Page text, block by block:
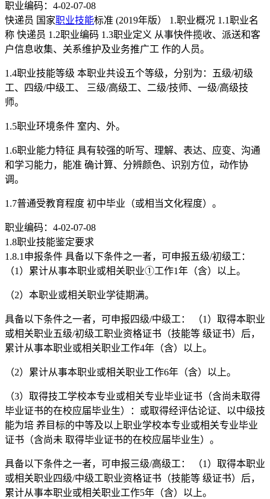
职业编码：4-02-07-08
快递员 国家职业技能标准 (2019年版） 1.职业概况 1.1职业名
称 快递员 1.2职业编码 1.3职业定义 从事快件揽收、派送和客
户信息收集、关系维护及业务推广工 作的人员。
1.4职业技能等级 本职业共设五个等级，分别为：五级/初级
工、四级/中级工、 三级/高级工、二级/技师、一级/高级技
师。
1.5职业环境条件 室内、外。
1.6职业能力特征 具有较强的听写、理解、表达、应变、沟通
和学习能力，能准 确计算、分辨颜色、识别方位，动作协
调。
1.7普通受教育程度 初中毕业（或相当文化程度）。
职业编码：4-02-07-08
1.8职业技能鉴定要求
1.8.1申报条件 具备以下条件之一者，可申报五级/初级工：
（1）累计从事本职业或相关职业①工作1年（含）以上。
（2）本职业或相关职业学徒期满。
具备以下条件之一者，可申报四级/中级工： （1）取得本职业
或相关职业五级/初级工职业资格证书（技能等 级证书）后，
累计从事本职业或相关职业工作4年（含）以上。
（2）累计从事本职业或相关职业工作6年（含）以上。
（3）取得技工学校本专业或相关专业毕业证书（含尚未取得
毕业证书的在校应届毕业生）：或取得经评估论证、以中级技
能为培 养目标的中等及以上职业学校本专业或相关专业毕业
证书（含尚未 取得毕业证书的在校应届毕业生）。
具备以下条件之一者，可申报三级/高级工： （1）取得本职业
或相关职业四级/中级工职业资格证书（技能等 级证书）后，
累计从事本职业或相关职业工作5年（含）以上。